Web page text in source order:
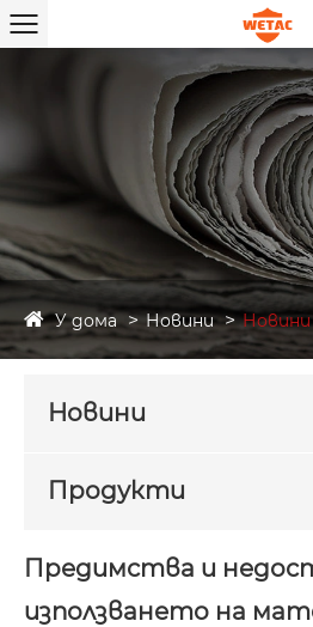
У дома Новини
Новини
Продукти
Предимства и
използването на